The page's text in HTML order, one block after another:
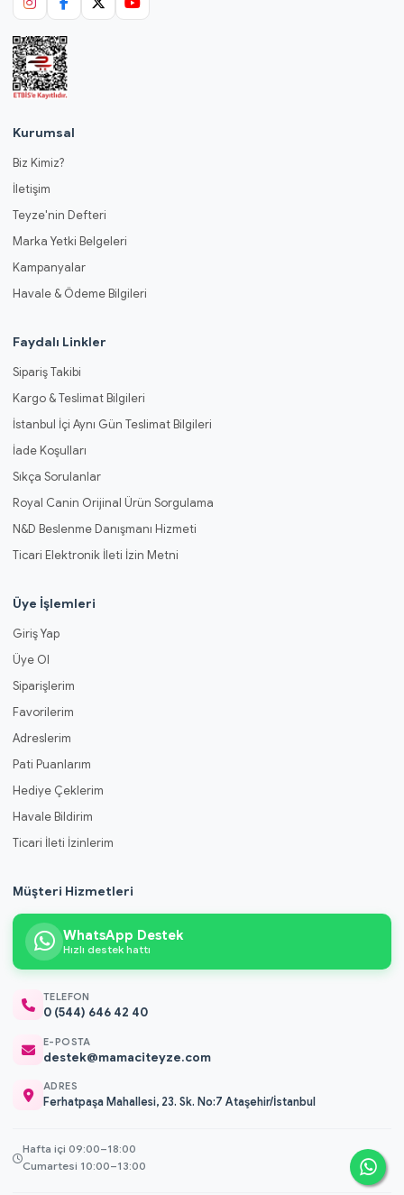
Kurumsal
Biz Kimiz?
İletişim
Teyze'nin Defteri
Marka Yetki Belgeleri
Kampanyalar
Havale & Ödeme Bilgileri
Faydalı Linkler
Sipariş Takibi
Kargo & Teslimat Bilgileri
İstanbul İçi Aynı Gün Teslimat Bilgileri
İade Koşulları
Sıkça Sorulanlar
Royal Canin Orijinal Ürün Sorgulama
N&D Beslenme Danışmanı Hizmeti
Ticari Elektronik İleti İzin Metni
Üye İşlemleri
Giriş Yap
Üye Ol
Siparişlerim
Favorilerim
Adreslerim
Pati Puanlarım
Hediye Çeklerim
Havale Bildirim
Ticari İleti İzinlerim
Müşteri Hizmetleri
WhatsApp Destek
Hızlı destek hattı
TELEFON
0 (544) 646 42 40
E-POSTA
destek@mamaciteyze.com
ADRES
Ferhatpaşa Mahallesi, 23. Sk. No:7 Ataşehir/İstanbul
Hafta içi 09:00–18:00
Cumartesi 10:00–13:00